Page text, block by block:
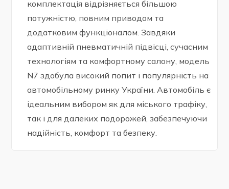
комплектація відрізняється більшою
потужністю, повним приводом та
додатковим функціоналом. Завдяки
адаптивній пневматичній підвісці, сучасним
технологіям та комфортному салону, модель
N7 здобула високий попит і популярність на
автомобільному ринку України. Автомобіль є
ідеальним вибором як для міського трафіку,
так і для далеких подорожей, забезпечуючи
надійність, комфорт та безпеку.